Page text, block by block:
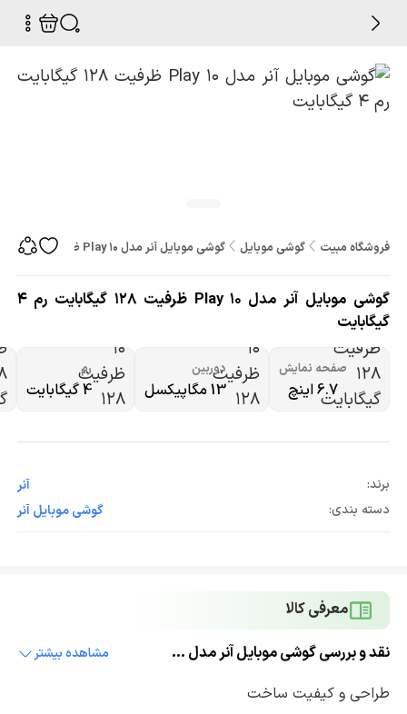
فروشگاه مبیت گوشی موبایل گوشی موبایل آنر مدل Play 10 ظرفیت 128 گیگابایت رم 4 گیگابایت
گوشی موبایل آنر مدل Play 10 ظرفیت 128 گیگابایت رم 4
گیگابایت
صفحه نمایش
6.7 اینچ
دوربین
13 مگاپیکسل
رم
4 گیگابایت
برند:
آنر
دسته بندی:
گوشی موبایل آنر
معرفی کالا
نقد و بررسی گوشی موبایل آنر مدل Honor Play 10 4G با حافظه 64 گیگابایت و حافظه رم 3 گیگابایت
مشاهده بیشتر
طراحی و کیفیت ساخت